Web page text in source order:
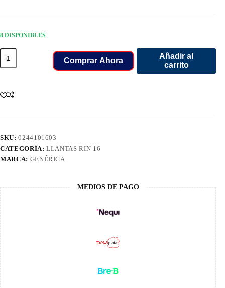
was:
is:
8 DISPONIBLES
205/65/16
LLANT
GENESYS
H/T
Comprar Ahora
Añadir al
carrito
SKU:0244101603
CATEGORÍA:LLANTAS RIN 16
MARCA: GENÉRICA
MEDIOS DE PAGO